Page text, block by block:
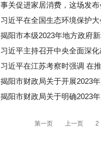
事关促进家居消费，这场发布
习近平在全国生态环境保护
揭阳市本级2023年地方政府
习近平主持召开中央全面深
习近平在江苏考察时强调 在
揭阳市财政局关于开展2023
揭阳市财政局关于明确2023
第一页 上一页 2